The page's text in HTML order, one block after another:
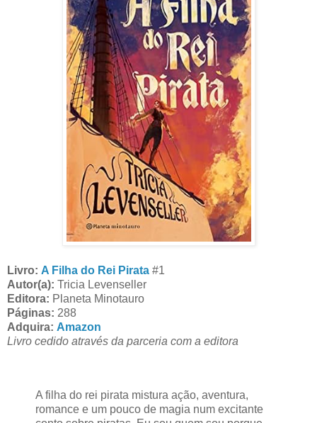
Livro: A Filha do Rei Pirata #1
Autor(a): Tricia Levenseller
Editora: Planeta Minotauro
Páginas: 288
Adquira: Amazon
Livro cedido através da parceria com a editora
A filha do rei pirata mistura ação, aventura,
romance e um pouco de magia num excitante